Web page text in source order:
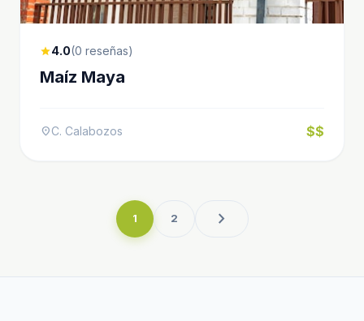
star4.0(0 reseñas)
Maíz Maya
location_onC. Calabozos $$
1 2 chevron_right